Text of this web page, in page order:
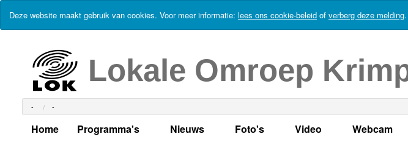
Deze website maakt gebruik van cookies. Voor meer informatie: lees ons cookie-beleid of verberg deze melding.
Lokale Omroep
- -
Home Programma's Nieuws Foto's Video Webcam